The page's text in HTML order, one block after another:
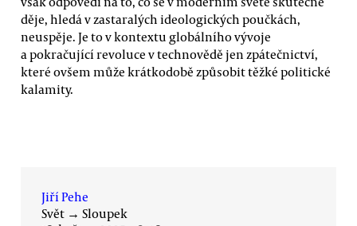
děje, hledá v zastaralých ideologických poučkách,
neuspěje. Je to v kontextu globálního vývoje
a pokračující revoluce v technovědě jen zpátečnictví,
které ovšem může krátkodobě způsobit těžké politické
kalamity.
Jiří Pehe
Svět → Sloupek